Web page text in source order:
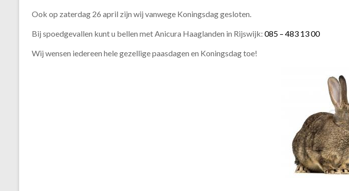
Ook op zaterdag 26 april zijn wij vanwege Koningsdag gesloten.
Bij spoedgevallen kunt u bellen met Anicura Haaglanden in Rijswijk: 085 – 483 13 00
Wij wensen iedereen hele gezellige paasdagen en Koningsdag toe!